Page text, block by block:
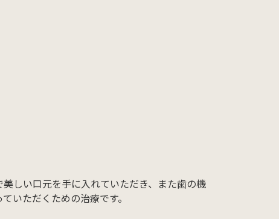
しい口元を手に入れていただき、また歯の機
いただくための治療です。